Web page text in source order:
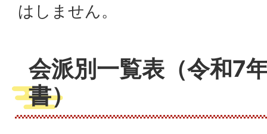
はしません。
会派別一覧表（令和7
書）